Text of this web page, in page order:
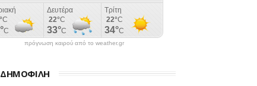
πρόγνωση καιρού από το weather.gr
ΔΗΜΟΦΙΛΗ